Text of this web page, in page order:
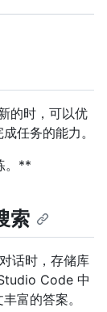
的时，可以优
任务的能力。
。**
索
话时，存储库
Code 中
富的答案。